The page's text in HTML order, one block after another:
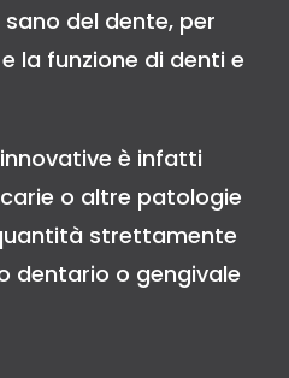
del dente, per
la funzione di denti e
è infatti
o altre patologie
strettamente
dentario o gengivale